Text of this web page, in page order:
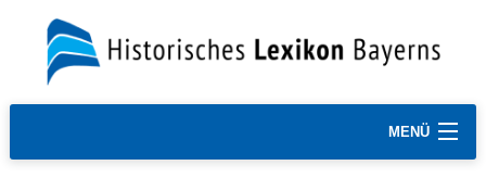
MENÜ